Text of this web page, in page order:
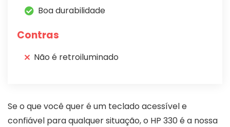
Boa durabilidade
Contras
Não é retroiluminado
Se o que você quer é um teclado acessível e
confiável para qualquer situação, o HP 330 é a nossa